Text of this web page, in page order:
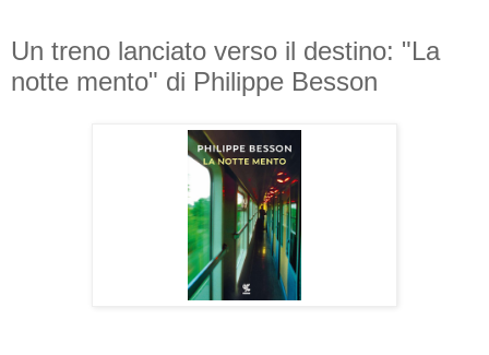
Un treno lanciato verso il destino: "La
notte mento" di Philippe Besson